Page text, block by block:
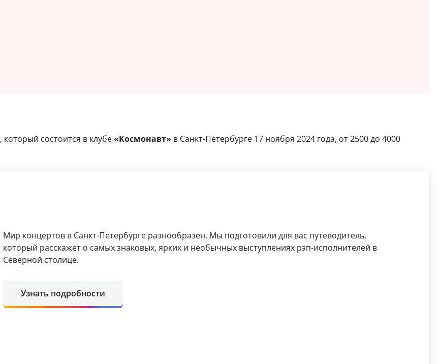
, который состоится в клубе«Космонавт» в Санкт-Петербурге 17 ноября 2024 года, от 2500 до 4000
Мир концертов в Санкт-Петербурге разнообразен. Мы подготовили для вас путеводитель,
который расскажет о самых знаковых, ярких и необычных выступлениях рэп-исполнителей в
Северной столице.
Узнать подробности